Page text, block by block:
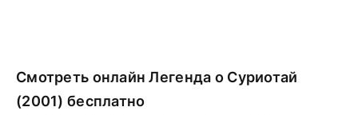
Смотреть онлайн Легенда о Суриотай
(2001) бесплатно